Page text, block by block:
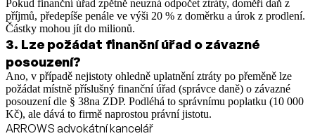
Pokud finanční úřad zpětně neuzná odpočet ztráty, doměří daň z
příjmů, předepíše penále ve výši 20 % z doměrku a úrok z prodlení.
Částky mohou jít do milionů.
3. Lze požádat finanční úřad o závazné
posouzení?
Ano, v případě nejistoty ohledně uplatnění ztráty po přeměně lze
požádat místně příslušný finanční úřad (správce daně) o závazné
posouzení dle § 38na ZDP. Podléhá to správnímu poplatku (10 000
Kč), ale dává to firmě naprostou právní jistotu.
ARROWS advokátní kancelář